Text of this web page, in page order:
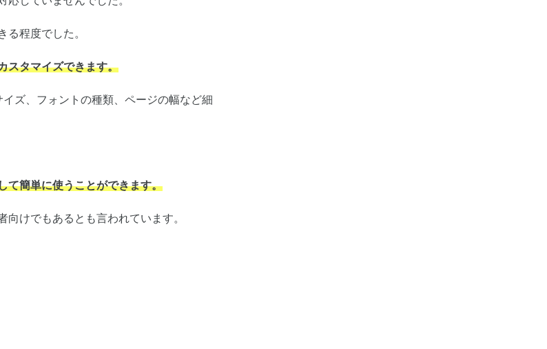
る程度でした。
スタマイズできます。
ズ、フォントの種類、ページの幅など細
て簡単に使うことができます。
けでもあるとも言われています。